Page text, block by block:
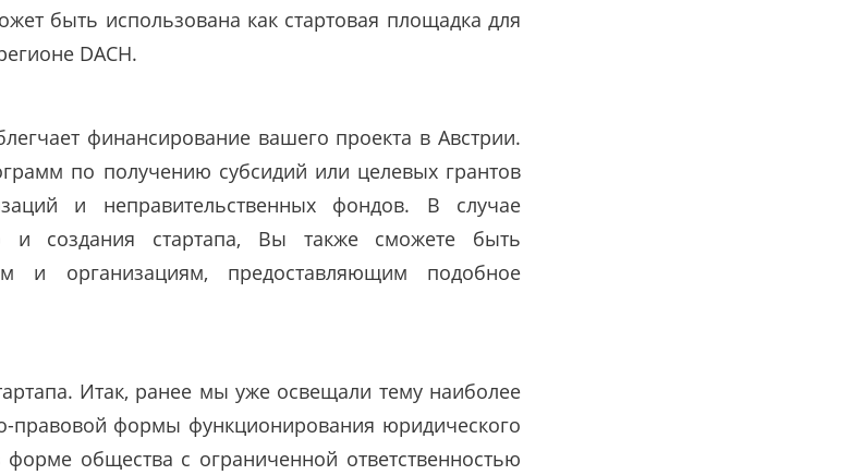
быть использована как стартовая площадка для
DACH.
финансирование вашего проекта в Австрии.
по получению субсидий или целевых грантов
и неправительственных фондов. В случае
создания стартапа, Вы также сможете быть
и организациям, предоставляющим подобное
Итак, ранее мы уже освещали тему наиболее
правовой формы функционирования юридического
общества с ограниченной ответственностью